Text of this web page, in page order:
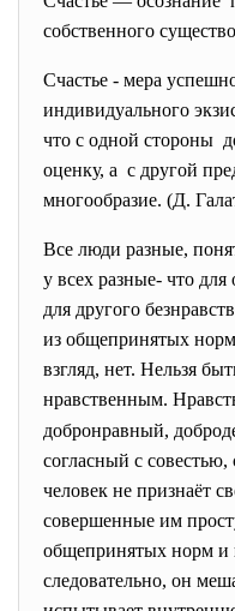
собственного
Счастье - мера
индивидуального
что с одной стороны
оценку, а с другой
многообразие. (Д.
Все люди разные,
у всех разные- что
для другого
из общепринятых
взгляд, нет. Нельзя
нравственным.
добронравный,
согласный с
человек не признаёт
совершенные им
общепринятых норм и
следовательно, он